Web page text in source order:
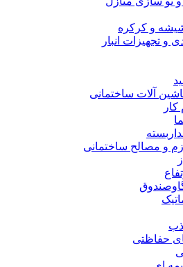
و کرکره
و تجهیزات انبار
آلات ساختمانی
کار
و مصالح ساختمانی
حفاظتی